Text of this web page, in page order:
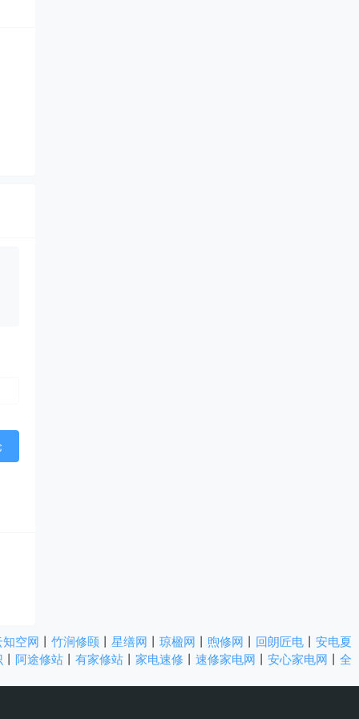
知空网 竹涧修颐 星缮网 琼楹网 煦修网 回朗匠电
安电夏
阿途修站 有家修站 家电速修 速修家电网 安心家电网
全